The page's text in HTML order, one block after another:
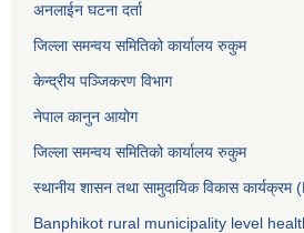
अनलाईन घटना दर्ता
जिल्ला समन्वय समितिको कार्यालय रुकुम
केन्द्रीय पञ्जिकरण विभाग
नेपाल कानुन आयोग
जिल्ला समन्वय समितिको कार्यालय रुकुम
स्थानीय शासन तथा सामुदायिक विकास
Banphikot rural municipality level